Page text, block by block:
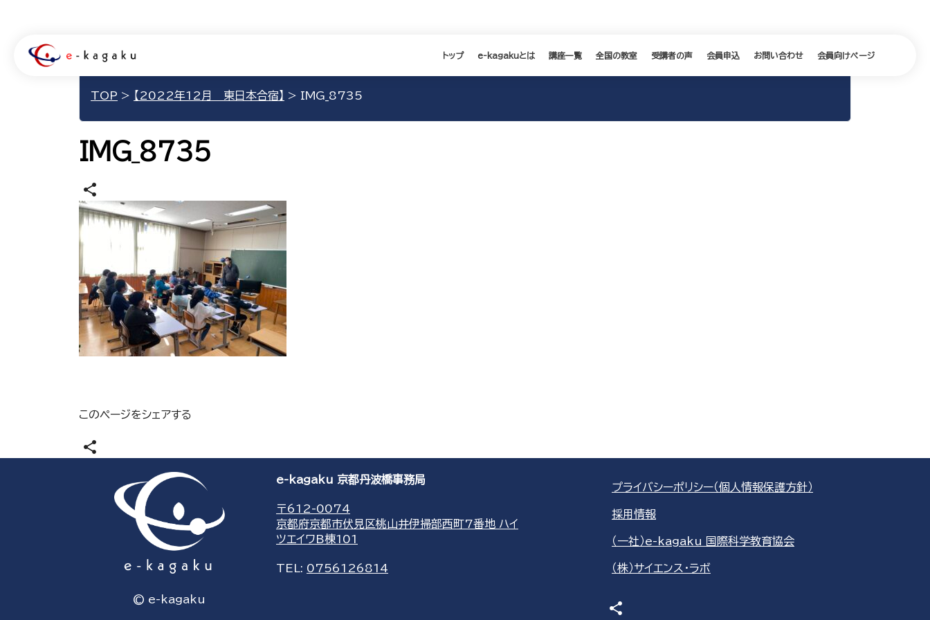
トップ e-kagakuとは 講座一覧 全国の教室 受講者の声 会員申込 お問い合わせ 会員向けページ
TOP > 【2022年12月 東日本合宿】 > IMG_8735
IMG_8735
share
このページをシェアする
share
© e-kagaku
e-kagaku 京都丹波橋事務局
〒612-0074
京都府京都市伏見区桃山井伊掃部西町7番地 ハイ
ツエイワB棟101
TEL: 0756126814
プライバシーポリシー（個人情報保護方針）
採用情報
（一社）e-kagaku 国際科学教育協会
（株）サイエンス・ラボ
share